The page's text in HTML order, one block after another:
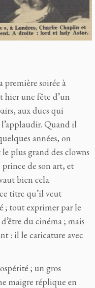
première soirée à
hier une fête d’un
aux ducs qui
Quand il
années, on
plus grand des clowns
de son art, et
bien cela.
titre qu’il veut
; tout exprimer par le
du cinéma ; mais
: il le caricature avec
; un gros
maigre réplique en